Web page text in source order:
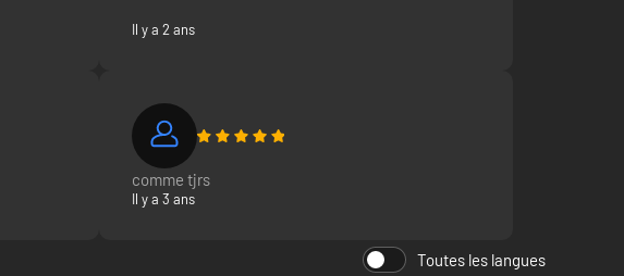
Il y a 2 ans
comme tjrs
Il y a 3 ans
Toutes les langues